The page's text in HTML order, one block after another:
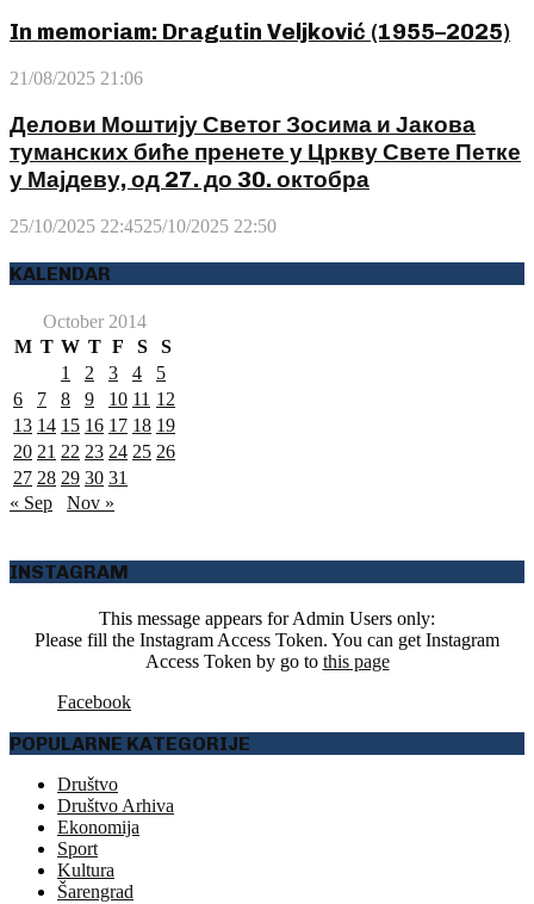
In memoriam: Dragutin Veljković (1955–2025)
21/08/2025 21:06
Делови Моштију Светог Зосима и Јакова
туманских биће пренете у Цркву Свете Петке
у Мајдеву, од 27. до 30. октобра
25/10/2025 22:4525/10/2025 22:50
KALENDAR
October 2014
M T W T F S
S
1
2 3 4
5
6
7 8 9 10 11 12
13 14 15 16 17 18 19
20 21 22 23 24 25 26
27 28 29 30 31
« Sep
Nov »
INSTAGRAM
This message appears for Admin Users only:
Please fill the Instagram Access Token. You can get Instagram
Access Token by go to this page
Facebook
POPULARNE KATEGORIJE
Društvo
Društvo Arhiva
Ekonomija
Sport
Kultura
Šarengrad